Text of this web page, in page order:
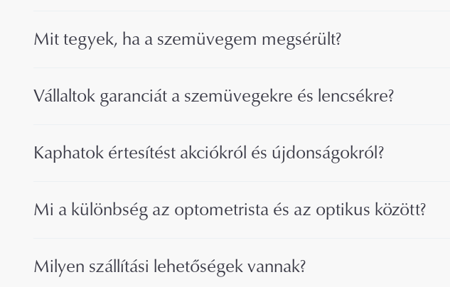
Mit tegyek, ha a szemüvegem megsérült?
Vállaltok garanciát a szemüvegekre és lencsékre?
Kaphatok értesítést akciókról és újdonságokról?
Mi a különbség az optometrista és az optikus között?
Milyen szállítási lehetőségek vannak?